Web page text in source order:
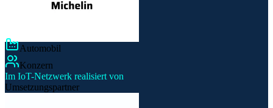
Automobil
Konzern
Im IoT-Netzwerk realisiert von
Umsetzungspartner